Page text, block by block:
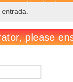
entrada.